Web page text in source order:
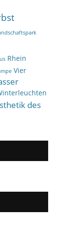
Rhein
Vier
des